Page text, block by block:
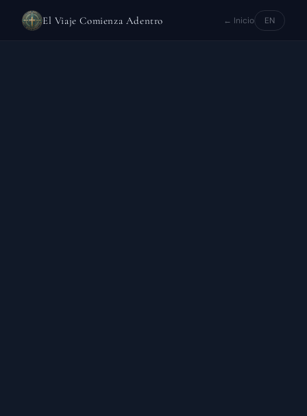
El Viaje Comienza Adentro ← Inicio EN